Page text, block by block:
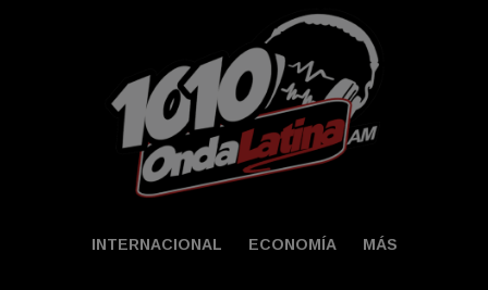
INTERNACIONAL ECONOMÍA MÁS